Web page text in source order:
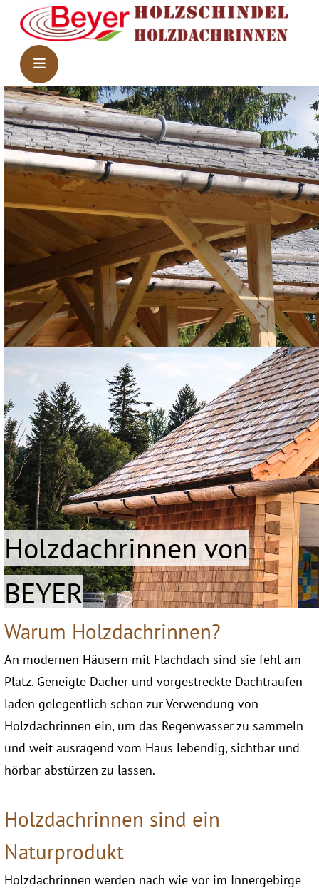
Holzdachrinnen von
BEYER
Warum Holzdachrinnen?
An modernen Häusern mit Flachdach sind sie fehl am
Platz. Geneigte Dächer und vorgestreckte Dachtraufen
laden gelegentlich schon zur Verwendung von
Holzdachrinnen ein, um das Regenwasser zu sammeln
und weit ausragend vom Haus lebendig, sichtbar und
hörbar abstürzen zu lassen.
Holzdachrinnen sind ein
Naturprodukt
Holzdachrinnen werden nach wie vor im Innergebirge